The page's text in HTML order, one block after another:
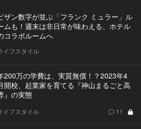
ザン数字が並ぶ「フランク ミュラー」ル
ムも！週末は非日常が味わえる、ホテル
コラボルームへ
イフスタイル
200万の学費は、実質無償！？2023年4
開校、起業家を育てる『神山まるごと高
』の実態
イフスタイル 11